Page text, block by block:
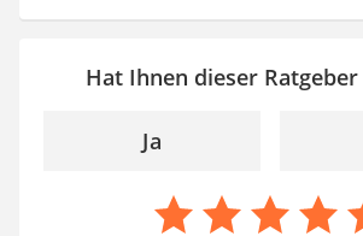
Hat Ihnen dieser Ratgeber
Ja